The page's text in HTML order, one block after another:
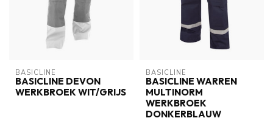
BASICLINE
BASICLINE DEVON
WERKBROEK WIT/GRIJS
BASICLINE
BASICLINE WARREN
MULTINORM
WERKBROEK
DONKERBLAUW